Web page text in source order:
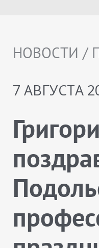
НОВОСТИ /
7 АВГУСТА